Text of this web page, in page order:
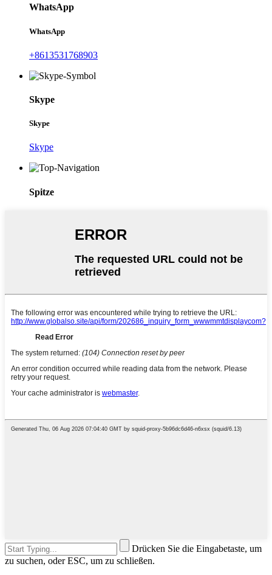
WhatsApp
WhatsApp
+8613531768903
Skype
Skype
Skype
Spitze
Drücken Sie die Eingabetaste, um
zu suchen, oder ESC, um zu schließen.